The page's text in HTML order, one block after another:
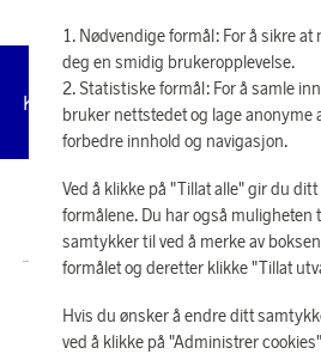
Nødvendige formål: For å sikre
deg en smidig brukeropplevelse.
Statistiske formål: For å samle
bruker nettstedet og lage
forbedre innhold og navigasjon.
Ved å klikke på "Tillat alle" gir du
formålene. Du har også
samtykker til ved å merke av
formålet og deretter klikke "Tillat
Hvis du ønsker å endre ditt
ved å klikke på "Administrer
Kundeservice Vilkår
© 2026 Scandinavian Airlines System-
902001-7720, 195 87
331 Skøyen NO-0213
Copyright © 2026 Crossroads Loyalty